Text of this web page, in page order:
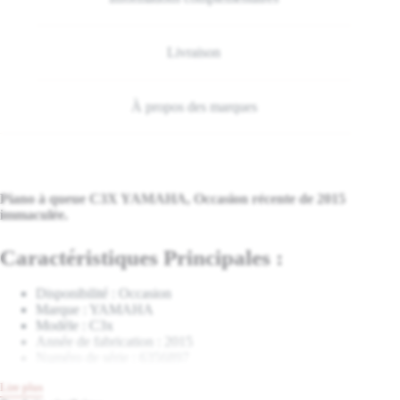
Livraison
À propos des marques
Piano à queue C3X YAMAHA, Occasion récente de 2015
immaculée.
Caractéristiques Principales :
Disponibilité : Occasion
Marque : YAMAHA
Modèle : C3x
Lire plus